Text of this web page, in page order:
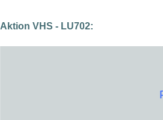
Aktion VHS - LU702: